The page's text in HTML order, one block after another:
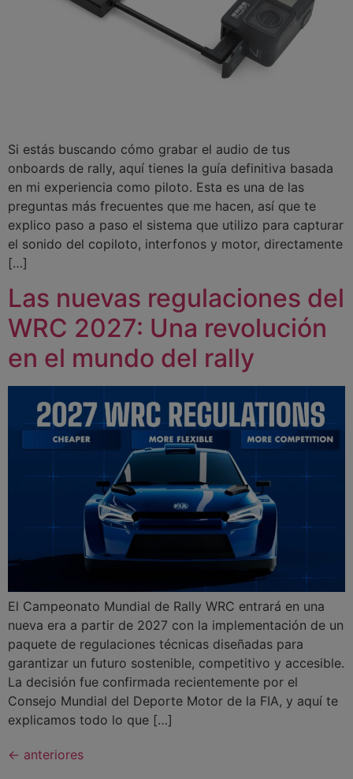
Si estás buscando cómo grabar el audio de tus
onboards de rally, aquí tienes la guía definitiva basada
en mi experiencia como piloto. Esta es una de las
preguntas más frecuentes que me hacen, así que te
explico paso a paso el sistema que utilizo para capturar
el sonido del copiloto, interfonos y motor, directamente
[…]
Las nuevas regulaciones del
WRC 2027: Una revolución
en el mundo del rally
El Campeonato Mundial de Rally WRC entrará en una
nueva era a partir de 2027 con la implementación de un
paquete de regulaciones técnicas diseñadas para
garantizar un futuro sostenible, competitivo y accesible.
La decisión fue confirmada recientemente por el
Consejo Mundial del Deporte Motor de la FIA, y aquí te
explicamos todo lo que […]
← anteriores